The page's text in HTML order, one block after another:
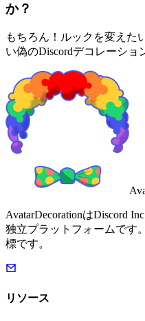
か？
もちろん！ルックを変えた
い偽のDiscordデコレーショ
AvatarDecorationはDiscord
独立プラットフォームです
標です。
リソース